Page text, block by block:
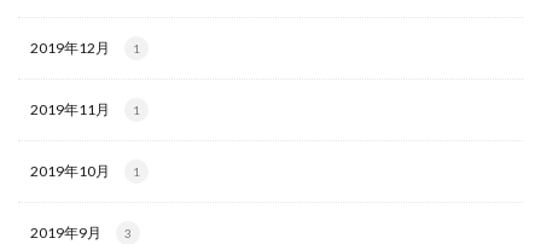
2019年12月 1
2019年11月 1
2019年10月 1
2019年9月 3